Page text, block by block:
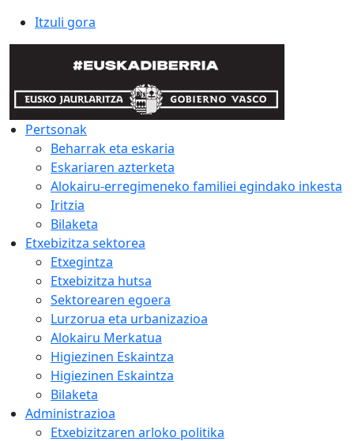
Itzuli gora
Pertsonak
Beharrak eta eskaria
Eskariaren azterketa
Alokairu-erregimeneko familiei egindako inkesta
Iritzia
Bilaketa
Etxebizitza sektorea
Etxegintza
Etxebizitza hutsa
Sektorearen egoera
Lurzorua eta urbanizazioa
Alokairu Merkatua
Higiezinen Eskaintza
Higiezinen Eskaintza
Bilaketa
Administrazioa
Etxebizitzaren arloko politika